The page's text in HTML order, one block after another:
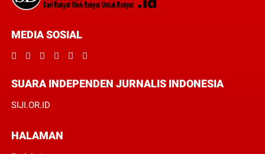
MEDIA SOSIAL
SUARA INDEPENDEN JURNALIS INDONESIA
SIJI.OR.ID
HALAMAN